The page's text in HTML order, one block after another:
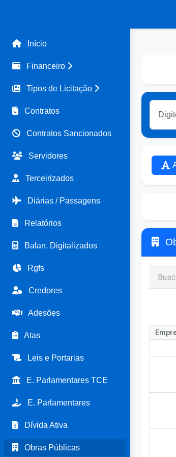
Início
Financeiro
Tipos de Licitação
Contratos
Contratos Sancionados
Servidores
Terceirizados
Diárias / Passagens
Relatórios
Balan. Digitalizados
Rgfs
Credores
Adesões
Atas
Leis e Portarias
E. Parlamentares TCE
E. Parlamentares
Dívida Ativa
Obras Públicas